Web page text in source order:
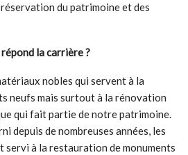
du patrimoine et des
la carrière ?
nobles qui servent à la
neufs mais surtout à la rénovation
qui fait partie de notre patrimoine.
depuis de nombreuses années, les
servi à la restauration de monuments